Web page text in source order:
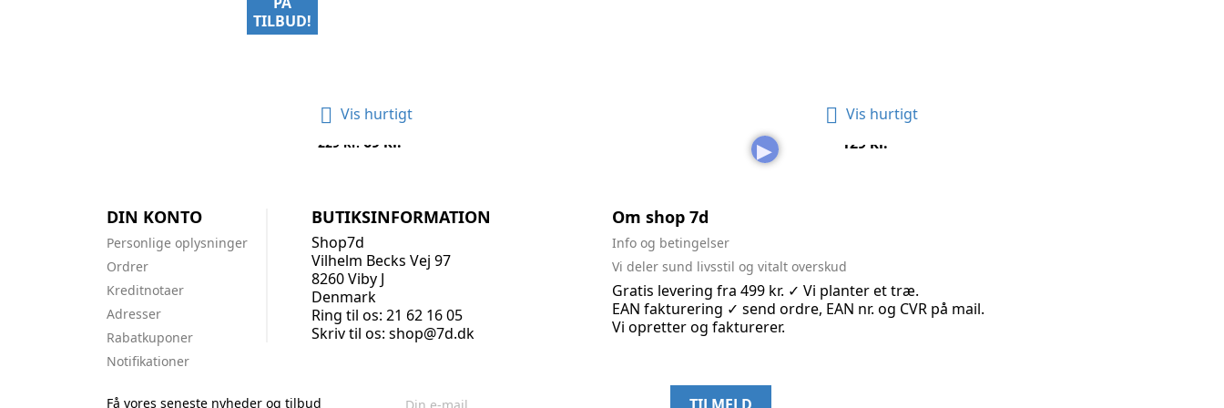
Ravlygte - UV Lygte - For...
Normalpris
229 kr. Pris
69 kr.
TILBUD!
 Vis hurtigt
▶
Chakra AUM Armbånd -...
Pris
129 kr.
 Vis hurtigt
DIN KONTO
Personlige oplysninger
Ordrer
Kreditnotaer
Adresser
Rabatkuponer
Notifikationer
BUTIKSINFORMATION
Shop7d
Vilhelm Becks Vej 97
8260 Viby J
Denmark
Ring til os: 21 62 16 05
Skriv til os: shop@7d.dk
Om shop 7d
Info og betingelser
Vi deler sund livsstil og vitalt overskud
Gratis levering fra 499 kr. ✓ Vi planter et træ.
EAN fakturering ✓ send ordre, EAN nr. og CVR på mail.
Vi opretter og fakturerer.
Få vores seneste nyheder og tilbud